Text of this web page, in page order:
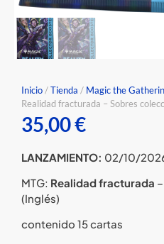
Inicio/Tienda / Magic the
Realidad fracturada – Sobres
35,00€
LANZAMIENTO: 02/10/
MTG: Realidad fracturada
(Inglés)
contenido 15 cartas